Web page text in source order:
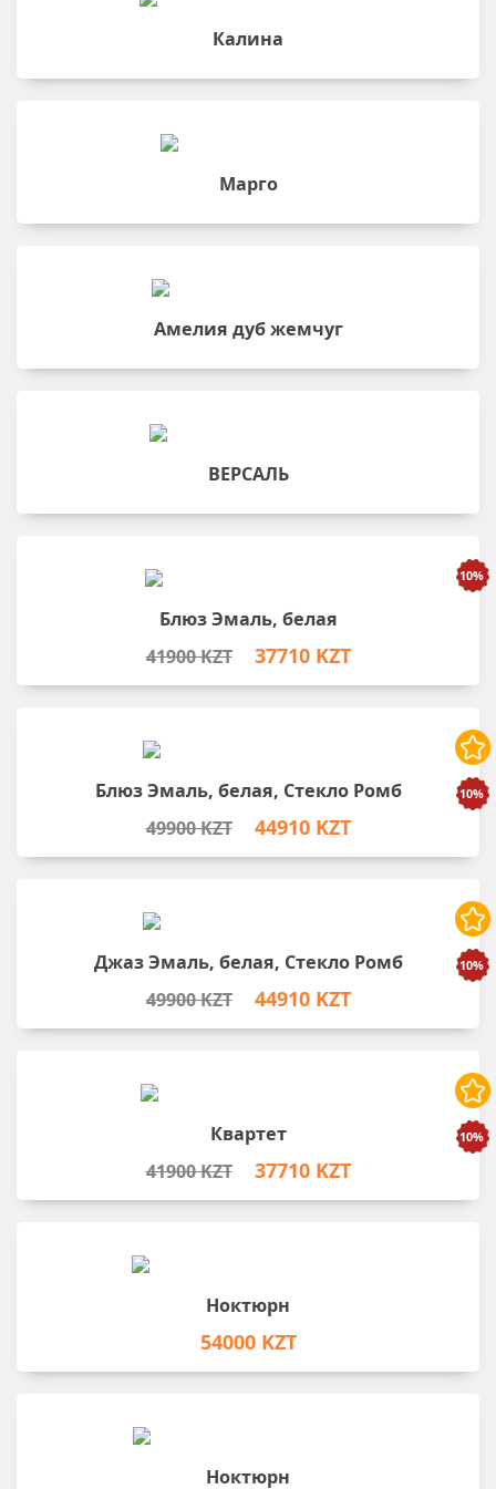
Калина
Марго
Амелия дуб жемчуг
ВЕРСАЛЬ
Блюз Эмаль, белая
41900 KZT
37710 KZT
Блюз Эмаль, белая, Стекло Ромб
49900 KZT
44910 KZT
Джаз Эмаль, белая, Стекло Ромб
49900 KZT
44910 KZT
Квартет
41900 KZT
37710 KZT
Ноктюрн
54000 KZT
Ноктюрн